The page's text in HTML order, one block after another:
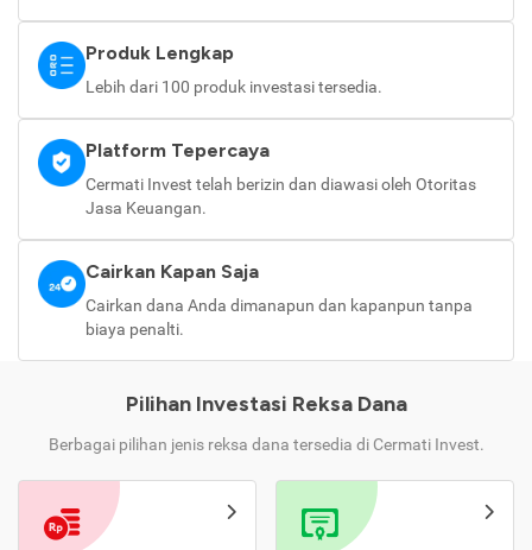
Produk Lengkap
Lebih dari 100 produk investasi tersedia.
Platform Tepercaya
Cermati Invest telah berizin dan diawasi oleh Otoritas
Jasa Keuangan.
Cairkan Kapan Saja
Cairkan dana Anda dimanapun dan kapanpun tanpa
biaya penalti.
Pilihan Investasi Reksa Dana
Berbagai pilihan jenis reksa dana tersedia di Cermati Invest.